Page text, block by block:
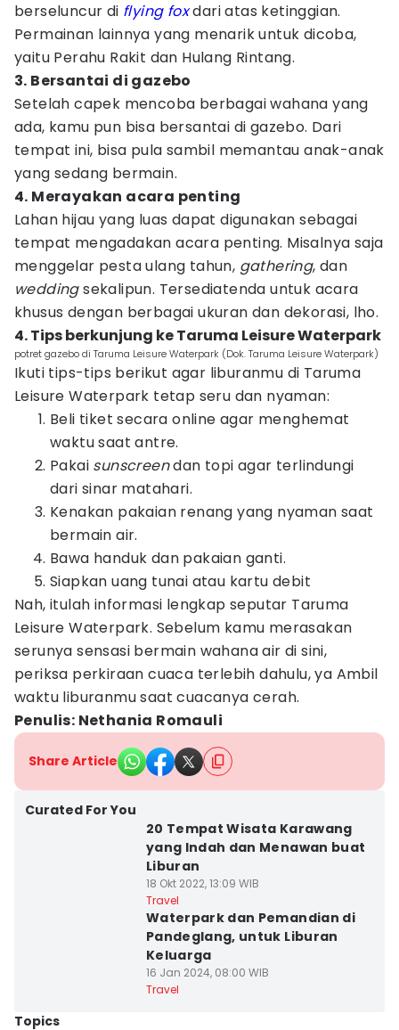
berseluncur di flying foxdari atas ketinggian.
Permainan lainnya yang menarik untuk dicoba,
yaitu Perahu Rakit dan Hulang Rintang.
3. Bersantai di gazebo
Setelah capek mencoba berbagai wahana yang
ada, kamu pun bisa bersantai di gazebo. Dari
tempat ini, bisa pula sambil memantau anak-anak
yang sedang bermain.
4. Merayakan acara penting
Lahan hijau yang luas dapat digunakan sebagai
tempat mengadakan acara penting. Misalnya saja
menggelar pesta ulang tahun, gathering, dan
weddingsekalipun. Tersediatenda untuk acara
khusus dengan berbagai ukuran dan dekorasi, lho.
4. Tips berkunjung ke Taruma Leisure Waterpark
potret gazebo di Taruma Leisure Waterpark (Dok. Taruma Leisure Waterpark)
Ikuti tips-tips berikut agar liburanmu di Taruma
Leisure Waterpark tetap seru dan nyaman:
Beli tiket secara online agar menghemat
waktu saat antre.
Pakai sunscreendan topi agar terlindungi
dari sinar matahari.
Kenakan pakaian renang yang nyaman saat
bermain air.
Bawa handuk dan pakaian ganti.
Siapkan uang tunai atau kartu debit
Nah, itulah informasi lengkap seputar Taruma
Leisure Waterpark. Sebelum kamu merasakan
serunya sensasi bermain wahana air di sini,
periksa perkiraan cuaca terlebih dahulu, ya Ambil
waktu liburanmu saat cuacanya cerah.
Penulis: Nethania Romauli
Share Article
Curated For You
20 Tempat Wisata Karawang
yang Indah dan Menawan buat
Liburan
18 Okt 2022, 13:09 WIB
Travel
Waterpark dan Pemandian di
Pandeglang, untuk Liburan
Keluarga
16 Jan 2024, 08:00 WIB
Travel
Topics